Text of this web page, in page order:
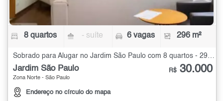
8 quartos - suíte 6 vagas 296 m²
Jardim São Paulo
Zona Norte - São Paulo
Endereço no círculo do mapa
R$ 30.000